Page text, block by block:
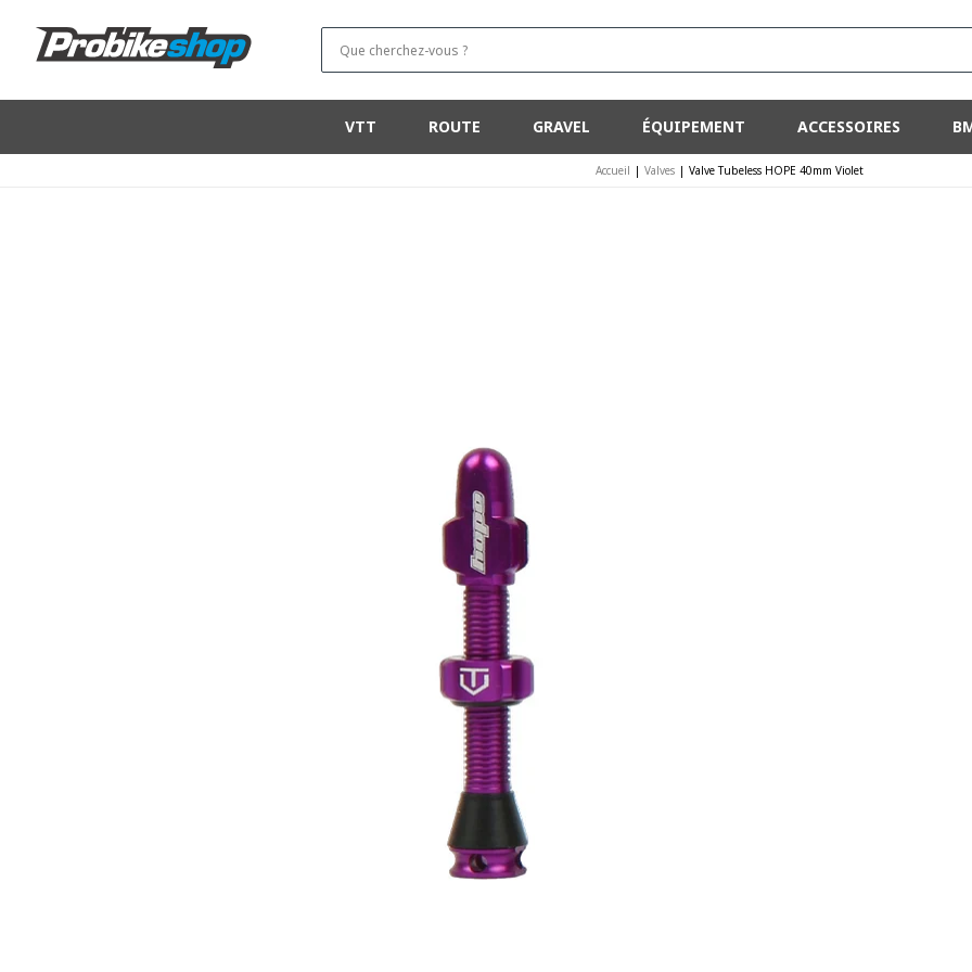
AU
CONTENU
Que cherchez-vous ?
VTT ROUTE GRAVEL ÉQUIPEMENT ACCESSOIRES
Accueil | Valves | Valve Tubeless HOPE 40mm Violet